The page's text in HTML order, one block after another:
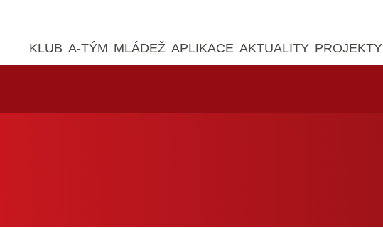
KLUB A-TÝM MLÁDEŽ APLIKACE AKTUALITY PROJEKTY